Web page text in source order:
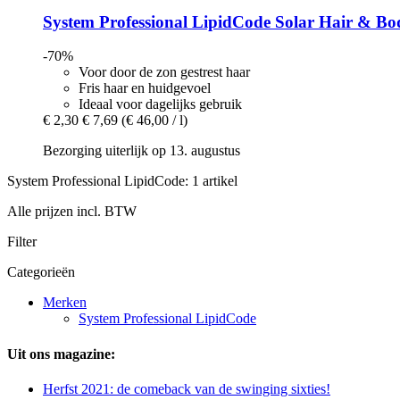
System Professional LipidCode Solar Hair &
-70%
Voor door de zon gestrest haar
Fris haar en huidgevoel
Ideaal voor dagelijks gebruik
€ 2,30 € 7,69 (€ 46,00 / l)
Bezorging uiterlijk op 13. augustus
System Professional LipidCode: 1 artikel
Alle prijzen incl. BTW
Filter
Categorieën
Merken
System Professional LipidCode
Uit ons magazine:
Herfst 2021: de comeback van de swinging sixties!